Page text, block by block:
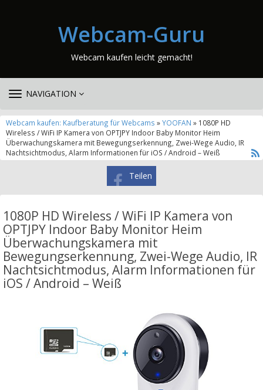
Webcam-Guru
Webcam kaufen leicht gemacht!
TOGGLE
NAVIGATION
Webcam kaufen: Kaufberatung für Webcams »YOOFAN » 1080P HD
Wireless / WiFi IP Kamera von OPTJPY Indoor Baby Monitor Heim
Überwachungskamera mit Bewegungserkennung, Zwei-Wege Audio, IR
Nachtsichtmodus, Alarm Informationen für iOS / Android – Weiß
Teilen
1080P HD Wireless / WiFi IP Kamera von
OPTJPY Indoor Baby Monitor Heim
Überwachungskamera mit
Bewegungserkennung, Zwei-Wege Audio, IR
Nachtsichtmodus, Alarm Informationen für
iOS / Android – Weiß